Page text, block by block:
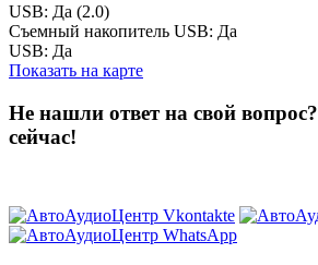
USB: Да (2.0)
Съемный накопитель USB: Да
USB: Да
Показать на карте
Не нашли ответ на свой вопрос?
сейчас!